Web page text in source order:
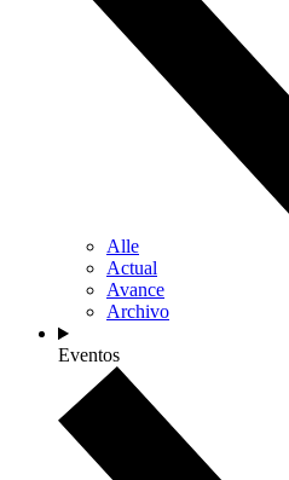
Alle
Actual
Avance
Archivo
Eventos